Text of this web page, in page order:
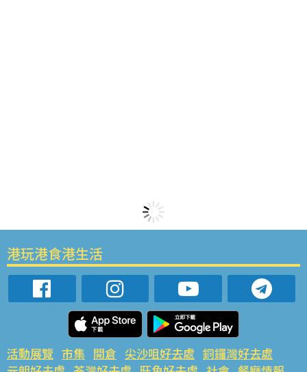
港玩港食港生活
活動展覽 市集 開倉 尖沙咀好去處 銅鑼灣好去處